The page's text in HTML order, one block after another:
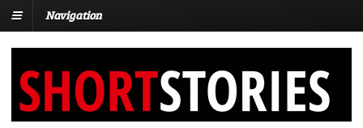
Navigation